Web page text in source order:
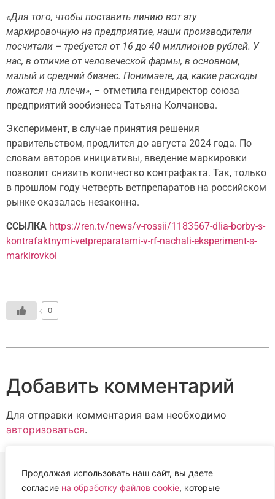
Продолжая использовать наш сайт, вы даете
согласие на обработку файлов cookie, которые
«Для того, чтобы поставить линию вот эту
маркировочную на предприятие, наши производители
посчитали – требуется от 16 до 40 миллионов рублей. У
нас, в отличие от человеческой фармы, в основном,
малый и средний бизнес. Понимаете, да, какие расходы
ложатся на плечи», – отметила гендиректор союза
предприятий зообизнеса Татьяна Колчанова.
Эксперимент, в случае принятия решения
правительством, продлится до августа 2024 года. По
словам авторов инициативы, введение маркировки
позволит снизить количество контрафакта. Так, только
в прошлом году четверть ветпрепаратов на российском
рынке оказалась незаконна.
ССЫЛКА https://ren.tv/news/v-rossii/1183567-dlia-borby-s-
kontrafaktnymi-vetpreparatami-v-rf-nachali-eksperiment-s-
markirovkoi
0
Добавить комментарий
Для отправки комментария вам необходимо
авторизоваться.
ВЕТЕРИНАРНАЯ АССОЦИАЦИЯ